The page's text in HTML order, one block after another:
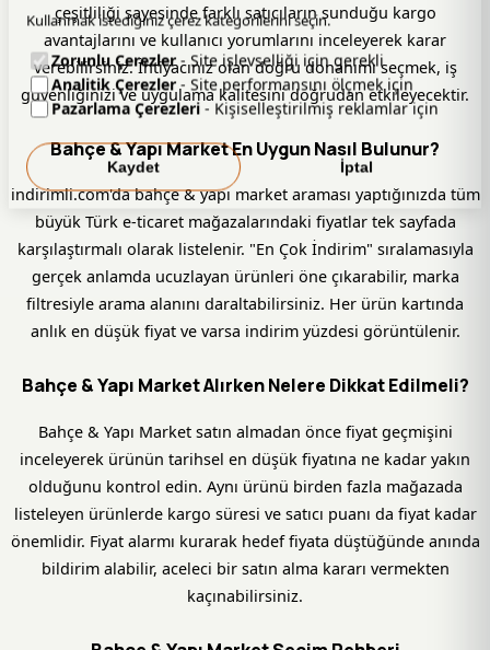
çeşitliliği sayesinde farklı satıcıların sunduğu kargo
avantajlarını ve kullanıcı yorumlarını inceleyerek karar
verebilirsiniz. İhtiyacınız olan doğru donanımı seçmek, iş
güvenliğinizi ve uygulama kalitesini doğrudan etkileyecektir.
Bahçe & Yapı Market En Uygun Nasıl Bulunur?
indirimli.com'da bahçe & yapı market araması yaptığınızda tüm
büyük Türk e-ticaret mağazalarındaki fiyatlar tek sayfada
karşılaştırmalı olarak listelenir. "En Çok İndirim" sıralamasıyla
gerçek anlamda ucuzlayan ürünleri öne çıkarabilir, marka
filtresiyle arama alanını daraltabilirsiniz. Her ürün kartında
anlık en düşük fiyat ve varsa indirim yüzdesi görüntülenir.
Bahçe & Yapı Market Alırken Nelere Dikkat Edilmeli?
Bahçe & Yapı Market satın almadan önce fiyat geçmişini
inceleyerek ürünün tarihsel en düşük fiyatına ne kadar yakın
olduğunu kontrol edin. Aynı ürünü birden fazla mağazada
listeleyen ürünlerde kargo süresi ve satıcı puanı da fiyat kadar
önemlidir. Fiyat alarmı kurarak hedef fiyata düştüğünde anında
bildirim alabilir, aceleci bir satın alma kararı vermekten
kaçınabilirsiniz.
Kullanmak istediğiniz çerez kategorilerini seçin.
Zorunlu Çerezler- Site işlevselliği için gerekli
Analitik Çerezler- Site performansını ölçmek için
Pazarlama Çerezleri - Kişiselleştirilmiş reklamlar için
Kaydet İptal